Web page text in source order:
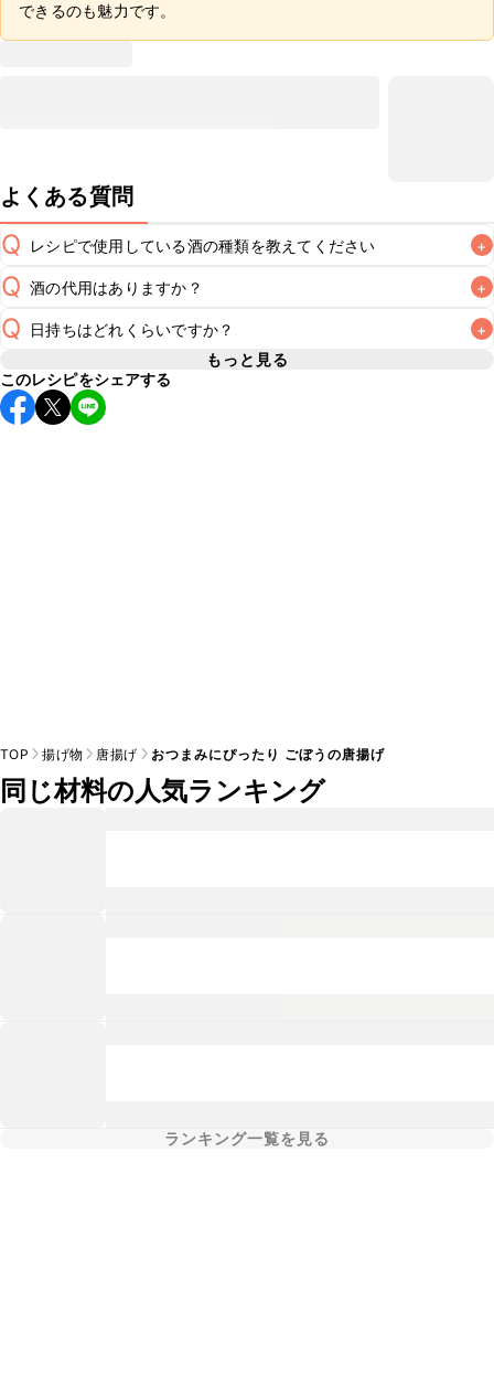
できるのも魅力です。
よくある質問
Q レシピで使用している酒の種類を教えてください +
A
Q 酒の代用はありますか？ +
A
Q 日持ちはどれくらいですか？ +
A
保存期間は冷蔵で翌日中が目安です。なるべくお早めにお召
し上がりください。
もっと見る
このレシピをシェアする
TOP 揚げ物 唐揚げ おつまみにぴったり ごぼうの唐揚げ
同じ材料の人気ランキング
ランキング一覧を見る